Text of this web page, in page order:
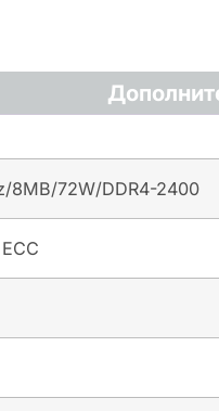
8MB/72W/DDR4-2400